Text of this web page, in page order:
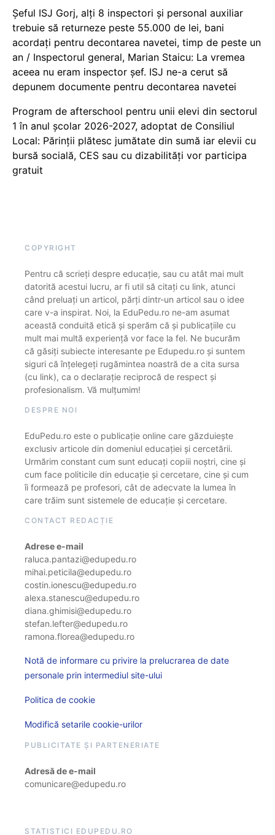
Șeful ISJ Gorj, alți 8 inspectori și personal auxiliar
trebuie să returneze peste 55.000 de lei, bani
acordați pentru decontarea navetei, timp de peste un
an / Inspectorul general, Marian Staicu: La vremea
aceea nu eram inspector șef. ISJ ne-a cerut să
depunem documente pentru decontarea navetei
Program de afterschool pentru unii elevi din sectorul
1 în anul școlar 2026-2027, adoptat de Consiliul
Local: Părinții plătesc jumătate din sumă iar elevii cu
bursă socială, CES sau cu dizabilităţi vor participa
gratuit
COPYRIGHT
Pentru că scrieți despre educație, sau cu atât mai mult
datorită acestui lucru, ar fi util să citați cu link, atunci
când preluați un articol, părți dintr-un articol sau o idee
care v-a inspirat. Noi, la EduPedu.ro ne-am asumat
această conduită etică și sperăm că și publicațiile cu
mult mai multă experiență vor face la fel. Ne bucurăm
că găsiți subiecte interesante pe Edupedu.ro și suntem
siguri că înțelegeți rugămintea noastră de a cita sursa
(cu link), ca o declarație reciprocă de respect și
profesionalism. Vă mulțumim!
DESPRE NOI
EduPedu.ro este o publicație online care găzduiește
exclusiv articole din domeniul educației și cercetării.
Urmărim constant cum sunt educați copiii noștri, cine și
cum face politicile din educație și cercetare, cine și cum
îi formează pe profesori, cât de adecvate la lumea în
care trăim sunt sistemele de educație și cercetare.
CONTACT REDACȚIE
Adrese e-mail
raluca.pantazi@edupedu.ro
mihai.peticila@edupedu.ro
costin.ionescu@edupedu.ro
alexa.stanescu@edupedu.ro
diana.ghimisi@edupedu.ro
stefan.lefter@edupedu.ro
ramona.florea@edupedu.ro
Notă de informare cu privire la prelucrarea de date
personale prin intermediul site-ului
Politica de cookie
Modifică setarile cookie-urilor
PUBLICITATE ȘI PARTENERIATE
Adresă de e-mail
comunicare@edupedu.ro
STATISTICI EDUPEDU.RO